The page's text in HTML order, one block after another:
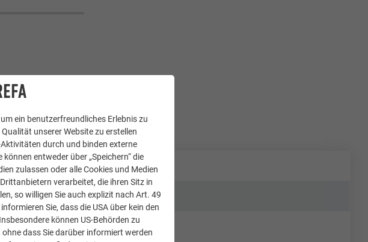
ein benutzerfreundliches Erlebnis zu
unserer Website zu erstellen
durch und binden externe
entweder über „Speichern“ die
zulassen oder alle Cookies und Medien
verarbeitet, die ihren Sitz in
so willigen Sie auch explizit nach Art. 49
Sie, dass die USA über kein den
können US-Behörden zu
dass Sie darüber informiert werden